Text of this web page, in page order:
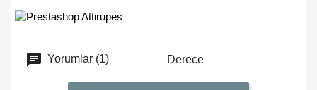
Yorumlar (1) Derece